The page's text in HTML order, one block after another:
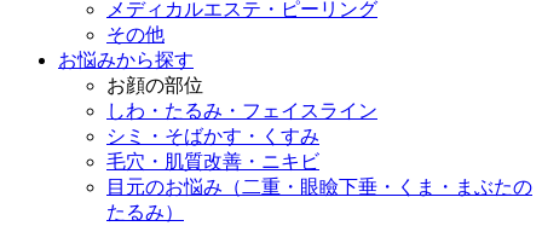
メディカルエステ・ピーリング
その他
お悩みから探す
お顔の部位
しわ・たるみ・フェイスライン
シミ・そばかす・くすみ
毛穴・肌質改善・ニキビ
目元のお悩み（二重・眼瞼下垂・くま・まぶたの
たるみ）